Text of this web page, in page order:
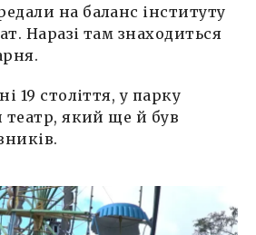
на баланс інституту
Наразі там знаходиться
19 століття, у парку
театр, який ще й був